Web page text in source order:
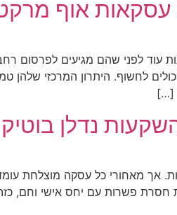
עסקאות אוף
עוד לפני שהם מגיעים לפרסום
לחשוף. היתרון המרכזי
[…]
נדלן בוטיק
אך מאחורי כל עסקה מוצלחת
חסרת פשרות עם יחס אישי וחם,